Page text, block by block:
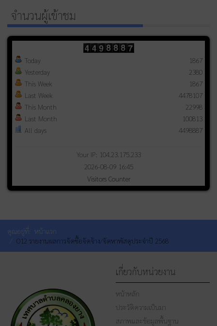
จำนวนผู้เข้าชม
Today
Yesterday
This Week
Last Week
This Month
Last Month
All days
1867
2380
1867
4478107
22998
100813
4498887
Your IP: 104.23.175.233
2026-08-09 16:45
Visitors Counter
คุณอยู่ที่: หน้าแรก
O12 รายงานผลการจัดซื้อจัดจ้าง/จัดหาพัสดุประจำปี 2568
เกี่ยวกับหน่วยงาน
หน้าหลัก
ประวัติความเป็นมา
สภาพและข้อมูลพื้นฐาน